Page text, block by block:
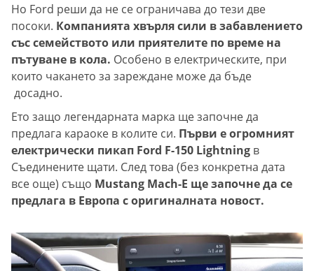
Но Ford реши да не се ограничава до тези две
посоки. Компанията хвърля сили в забавлението
със семейството или приятелите по време на
пътуване в кола. Особено в електрическите, при
които чакането за зареждане може да бъде
досадно.
Ето защо легендарната марка ще започне да
предлага караоке в колите си. Първи е огромният
електрически пикап Ford F-150 Lightning в
Съединените щати. След това (без конкретна дата
все още) също Mustang Mach-E ще започне да се
предлага в Европа с оригиналната новост.